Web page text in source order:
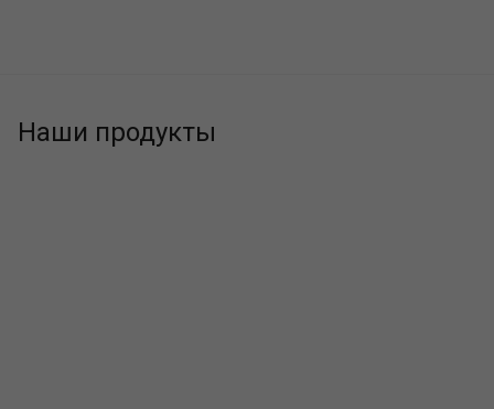
Наши продукты